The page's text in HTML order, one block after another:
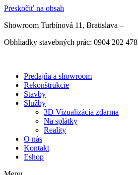
Preskočiť na obsah
Showroom Turbínová 11, Bratislava –
Obhliadky stavebných prác: 0904 202 478
Predajňa a showroom
Rekonštrukcie
Stavby
Služby
3D Vizualizácia zdarma
Na splátky
Reality
O nás
Kontakt
Eshop